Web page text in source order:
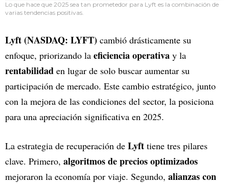
Lo que hace que 2025 sea tan prometedor para Lyft es la combinación de
varias tendencias positivas.
Lyft (NASDAQ: LYFT) cambió drásticamente su
enfoque, priorizando la eficiencia operativa y la
rentabilidad en lugar de solo buscar aumentar su
participación de mercado. Este cambio estratégico, junto
con la mejora de las condiciones del sector, la posiciona
para una apreciación significativa en 2025.
La estrategia de recuperación de Lyft tiene tres pilares
clave. Primero, algoritmos de precios optimizados
mejoraron la economía por viaje. Segundo, alianzas con